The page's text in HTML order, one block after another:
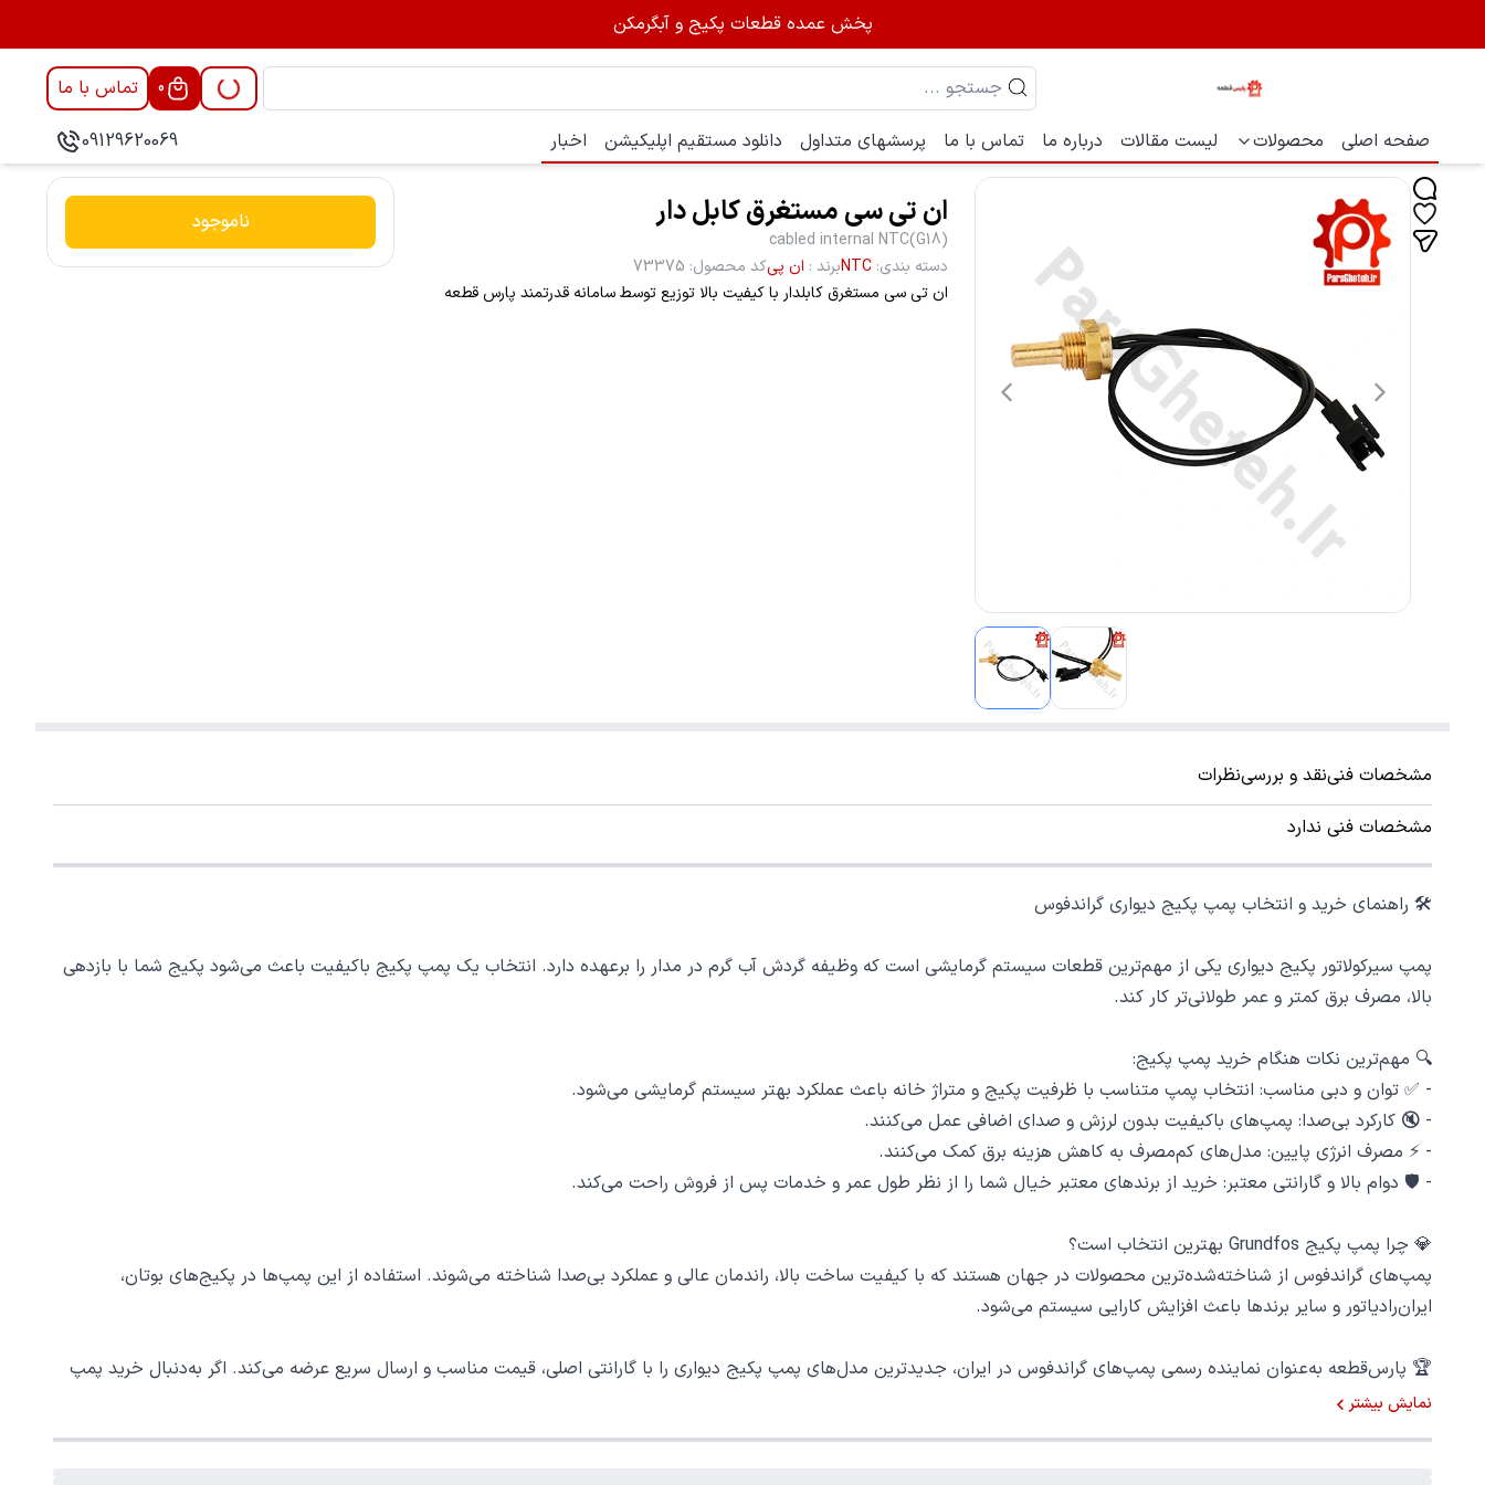
پخش عمده قطعات پکیج و آبگرمکن
0
تماس با ما
صفحه اصلی
محصولات لیست مقالات درباره ما تماس با ما پرسشهای متداول دانلود مستقیم اپلیکیشن اخبار 09129620069
ان تی سی مستغرق کابل دار
cabled internal NTC(G18)
دسته بندی:
NTCبرند : ان پیکد محصول:
73375
ان تی سی مستغرق کابلدار با کیفیت بالا توزیع توسط سامانه قدرتمند پارس قطعه
ناموجود
مشخصات فنینقد و بررسینظرات
مشخصات فنی ندارد
🛠️ راهنمای خرید و انتخاب پمپ پکیج دیواری گراندفوس
پمپ سیرکولاتور پکیج دیواری یکی از مهم‌ترین قطعات سیستم گرمایشی است که وظیفه گردش آب گرم در مدار را برعهده دارد. انتخاب یک پمپ پکیج باکیفیت باعث می‌شود پکیج شما با بازدهی
بالا، مصرف برق کمتر و عمر طولانی‌تر کار کند.
🔍 مهم‌ترین نکات هنگام خرید پمپ پکیج:
- ✅ توان و دبی مناسب: انتخاب پمپ متناسب با ظرفیت پکیج و متراژ خانه باعث عملکرد بهتر سیستم گرمایشی می‌شود.
- 🔇 کارکرد بی‌صدا: پمپ‌های باکیفیت بدون لرزش و صدای اضافی عمل می‌کنند.
- ⚡ مصرف انرژی پایین: مدل‌های کم‌مصرف به کاهش هزینه برق کمک می‌کنند.
- 🛡️ دوام بالا و گارانتی معتبر: خرید از برندهای معتبر خیال شما را از نظر طول عمر و خدمات پس از فروش راحت می‌کند.
💎 چرا پمپ پکیج Grundfos بهترین انتخاب است؟
پمپ‌های گراندفوس از شناخته‌شده‌ترین محصولات در جهان هستند که با کیفیت ساخت بالا، راندمان عالی و عملکرد بی‌صدا شناخته می‌شوند. استفاده از این پمپ‌ها در پکیج‌های بوتان،
ایران‌رادیاتور و سایر برندها باعث افزایش کارایی سیستم می‌شود.
🏆 پارس‌قطعه به‌عنوان نماینده رسمی پمپ‌های گراندفوس در ایران، جدیدترین مدل‌های پمپ پکیج دیواری را با گارانتی اصلی، قیمت مناسب و ارسال سریع عرضه می‌کند. اگر به‌دنبال خرید پمپ
پکیج دیواری اصل و باکیفیت هستید، محصولات ما انتخابی مطمئن و حرفه‌ای هستند.
نمایش بیشتر